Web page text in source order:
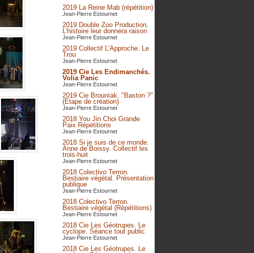
2019 La Reine Mab (répétition)
Jean-Pierre Estournet
2019 Double Zoo Production.
L’histoire leur donnera raison
Jean-Pierre Estournet
2019 Collectif L’Approche. Le
Trou
Jean-Pierre Estournet
2019 Cie Les Endimanchés.
Volia Panic
Jean-Pierre Estournet
2019 Cie Brounïak. "Baston ?"
(Etape de création)
Jean-Pierre Estournet
2018 You Jin Choi Grande
Paix Répétitions
Jean-Pierre Estournet
2018 Si je suis de ce monde.
Anne de Boissy. Collectif les
trois-huit
Jean-Pierre Estournet
2018 Colectivo Terron.
Bestiaire végétal. Présentation
publique
Jean-Pierre Estournet
2018 Colectivo Terron.
Bestiaire végétal (Répétitions)
Jean-Pierre Estournet
2018 Cie Les Géotrupes. Le
cyclope. Séance tout public
Jean-Pierre Estournet
2018 Cie Les Géotrupes. Le